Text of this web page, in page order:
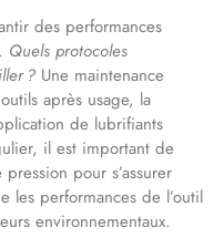
des performances
Quels protocoles
? Une maintenance
après usage, la
de lubrifiants
il est important de
pour s’assurer
les performances de l’outil
environnementaux.